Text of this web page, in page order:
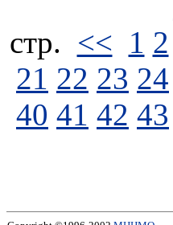
стp. << 1 2
21 22 23 24
40 41 42 43